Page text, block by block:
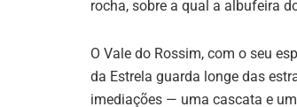
O Vale do Rossim, com o seu
imediações — uma cascata e